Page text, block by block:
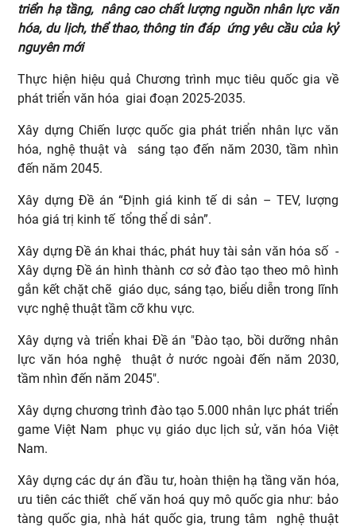
triển hạ tầng, nâng cao chất lượng nguồn nhân lực văn
hóa, du lịch, thể thao, thông tin đáp ứng yêu cầu của kỷ
nguyên mới
Thực hiện hiệu quả Chương trình mục tiêu quốc gia về
phát triển văn hóa giai đoạn 2025-2035.
Xây dựng Chiến lược quốc gia phát triển nhân lực văn
hóa, nghệ thuật và sáng tạo đến năm 2030, tầm nhìn
đến năm 2045.
Xây dựng Đề án “Định giá kinh tế di sản – TEV, lượng
hóa giá trị kinh tế tổng thể di sản”.
Xây dựng Đề án khai thác, phát huy tài sản văn hóa số -
Xây dựng Đề án hình thành cơ sở đào tạo theo mô hình
gắn kết chặt chẽ giáo dục, sáng tạo, biểu diễn trong lĩnh
vực nghệ thuật tầm cỡ khu vực.
Xây dựng và triển khai Đề án "Đào tạo, bồi dưỡng nhân
lực văn hóa nghệ thuật ở nước ngoài đến năm 2030,
tầm nhìn đến năm 2045".
Xây dựng chương trình đào tạo 5.000 nhân lực phát triển
game Việt Nam phục vụ giáo dục lịch sử, văn hóa Việt
Nam.
Xây dựng các dự án đầu tư, hoàn thiện hạ tầng văn hóa,
ưu tiên các thiết chế văn hoá quy mô quốc gia như: bảo
tàng quốc gia, nhà hát quốc gia, trung tâm nghệ thuật